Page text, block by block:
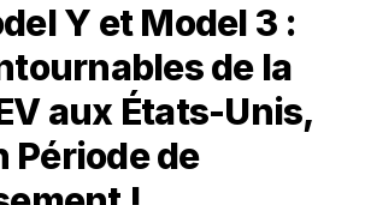
Y et Model 3 :
de la
aux États-Unis,
Période de